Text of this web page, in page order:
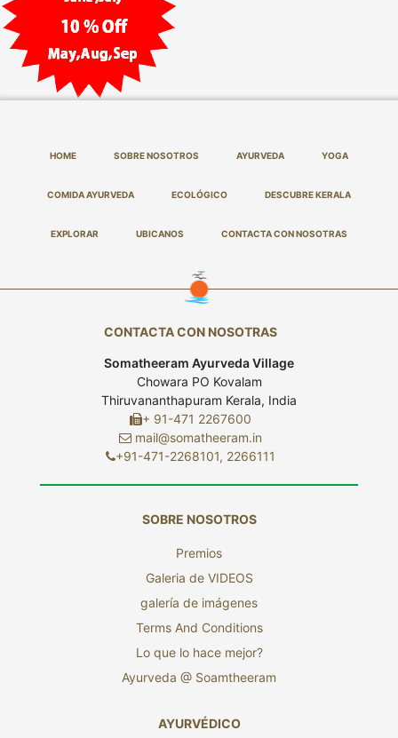
HOME SOBRE NOSOTROS AYURVEDA YOGA
COMIDA AYURVEDA ECOLÓGICO DESCUBRE KERALA
EXPLORAR UBICANOS CONTACTA CON NOSOTRAS
CONTACTA CON NOSOTRAS
Somatheeram Ayurveda Village
Chowara PO Kovalam
Thiruvananthapuram Kerala, India
+ 91-471 2267600
mail@somatheeram.in
+91-471-2268101, 2266111
SOBRE NOSOTROS
Premios
Galeria de VIDEOS
galería de imágenes
Terms And Conditions
Lo que lo hace mejor?
Ayurveda @ Soamtheeram
AYURVÉDICO